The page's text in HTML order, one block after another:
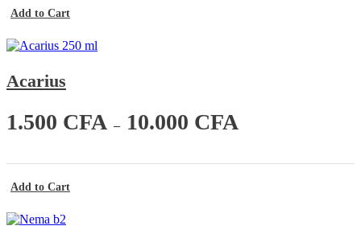
Add to Cart
Acarius
1.500 CFA – 10.000 CFAl
Add to Cart